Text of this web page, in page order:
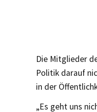
Die Mitglieder
Politik darauf
in der
„Es geht uns